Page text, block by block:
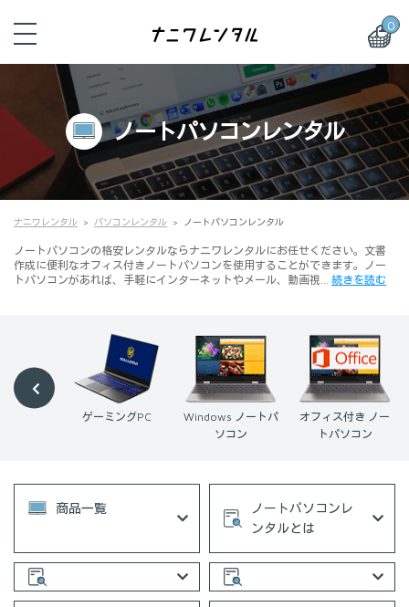
0
ノートパソコンレンタル
ナニワレンタル パソコンレンタル ノートパソコンレンタル
ノートパソコンの格安レンタルならナニワレンタルにお任せください。文書
作成に便利なオフィス付きノートパソコンを使用することができます。ノー
トパソコンがあれば、手軽にインターネットやメール、動画視… 続きを読む
ゲーミングPC
Windows ノートパ
ソコン
オフィス付き ノー
トパソコン
商品一覧
ノートパソコンレ
ンタルとは